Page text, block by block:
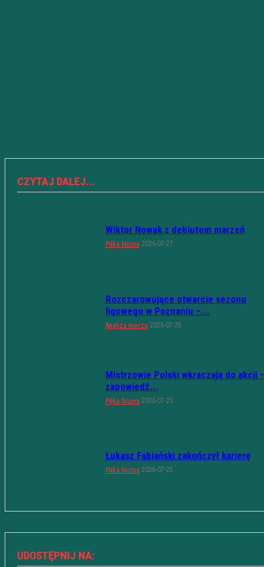
CZYTAJ DALEJ...
Wiktor Nowak z debiutem marzeń
Piłka Nożna 2026-07-27
Rozczarowujące otwarcie sezonu
ligowego w Poznaniu –...
Analiza meczu 2026-07-25
Mistrzowie Polski wkraczają do akcji
zapowiedź...
Piłka Nożna 2026-07-25
Łukasz Fabiański zakończył karierę
Piłka Nożna 2026-07-25
UDOSTĘPNIJ NA: